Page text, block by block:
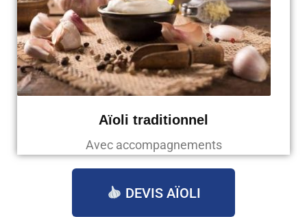
Aïoli traditionnel
Avec accompagnements
DEVIS AÏOLI